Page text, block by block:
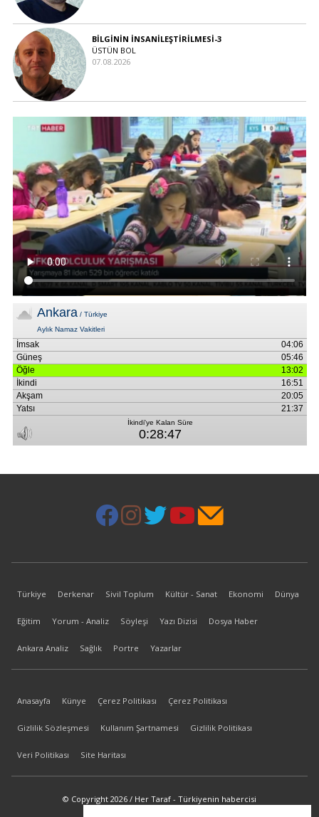
BİLGİNİN İNSANİLEŞTİRİLMESİ-3
ÜSTÜN BOL
07.08.2026
Türkiye Derkenar Sivil Toplum Kültür - Sanat Ekonomi Dünya
Eğitim Yorum - Analiz Söyleşi Yazı Dizisi Dosya Haber
Ankara Analiz Sağlık Portre Yazarlar
Anasayfa Künye Çerez Politikası Çerez Politikası
Gizlilik Sözleşmesi Kullanım Şartnamesi Gizlilik Politikası
Veri Politikası Site Haritası
© Copyright 2026 / Her Taraf - Türkiyenin habercisi